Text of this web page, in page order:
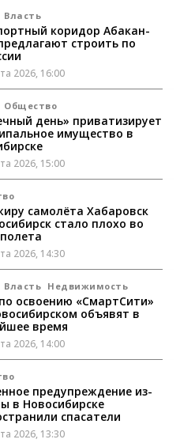
Власть
коридор Абакан-
строить по
2026, 16:00
Общество
день» приватизирует
имущество в
2026, 15:00
самолёта Хабаровск
стало плохо во
2026, 14:30
Власть Недвижимость
освоению «СмартСити»
объявят в
время
2026, 14:00
предупреждение из-
в Новосибирске
спасатели
2026, 13:30